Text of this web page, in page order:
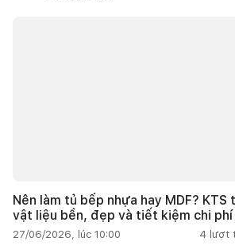
Nên làm tủ bếp nhựa hay MDF? KTS
vật liệu bền, đẹp và tiết kiệm chi phí
27/06/2026, lúc 10:00 4 lượt
Kết nối